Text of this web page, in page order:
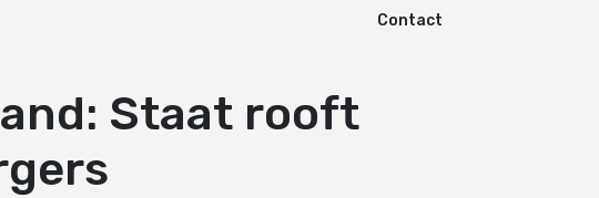
Contact
Staat rooft